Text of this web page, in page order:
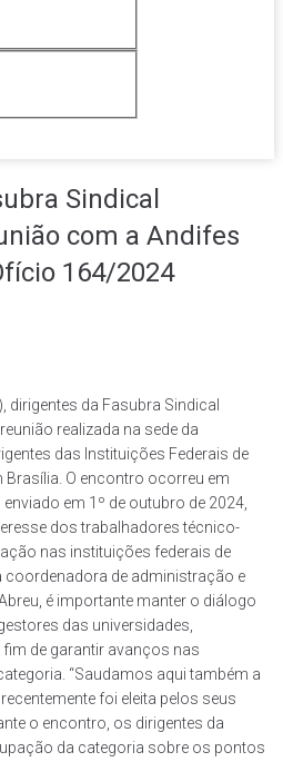
Sindical
com a Andifes
164/2024
dirigentes da Fasubra Sindical
realizada na sede da
das Instituições Federais de
Brasília. O encontro ocorreu em
em 1º de outubro de 2024,
dos trabalhadores técnico-
nas instituições federais de
coordenadora de administração e
é importante manter o diálogo
das universidades,
de garantir avanços nas
“Saudamos aqui também a
foi eleita pelos seus
o encontro, os dirigentes da
da categoria sobre os pontos